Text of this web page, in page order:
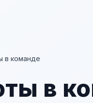
в команде
в